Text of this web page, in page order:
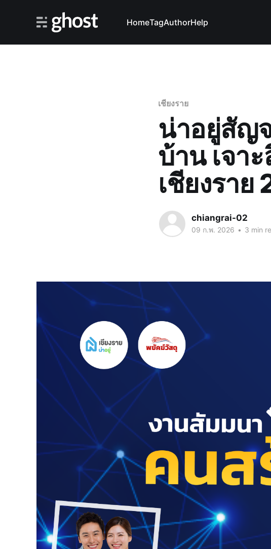
HomeTagAuthorHelp
เชียงราย
น่าอยู่สัญ
บ้าน เจา
เชียงราย
chiangrai-02
09 ก.พ. 2026 • 3 min